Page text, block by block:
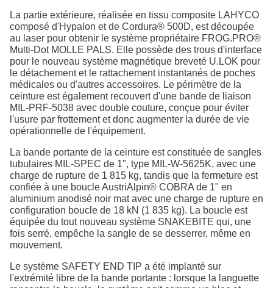
La partie extérieure, réalisée en tissu composite LAHYCO
composé d'Hypalon et de Cordura® 500D, est découpée
au laser pour obtenir le système propriétaire FROG.PRO®
Multi-Dot MOLLE PALS. Elle possède des trous d'interface
pour le nouveau système magnétique breveté U.LOK pour
le détachement et le rattachement instantanés de poches
médicales ou d'autres accessoires. Le périmètre de la
ceinture est également recouvert d'une bande de liaison
MIL-PRF-5038 avec double couture, conçue pour éviter
l'usure par frottement et donc augmenter la durée de vie
opérationnelle de l'équipement.
La bande portante de la ceinture est constituée de sangles
tubulaires MIL-SPEC de 1", type MIL-W-5625K, avec une
charge de rupture de 1 815 kg, tandis que la fermeture est
confiée à une boucle AustriAlpin® COBRA de 1" en
aluminium anodisé noir mat avec une charge de rupture en
configuration boucle de 18 kN (1 835 kg). La boucle est
équipée du tout nouveau système SNAKEBITE qui, une
fois serré, empêche la sangle de se desserrer, même en
mouvement.
Le système SAFETY END TIP a été implanté sur
l'extrémité libre de la bande portante : lorsque la languette